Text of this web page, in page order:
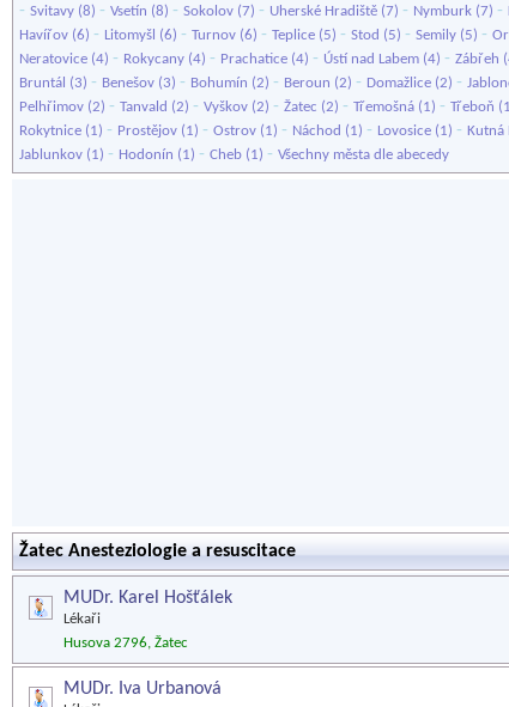
- Svitavy (8) - Vsetín (8) - Sokolov (7) - Uherské Hradiště (7) - Nymburk (7) -
Havířov (6) - Litomyšl (6) - Turnov (6) - Teplice (5) - Stod (5) - Semily (5) -
Neratovice (4) - Rokycany (4) - Prachatice (4) - Ústí nad Labem (4) - Zábřeh
Bruntál (3) - Benešov (3) - Bohumín (2) - Beroun (2) - Domažlice (2) -
Pelhřimov (2) - Tanvald (2) - Vyškov (2) - Žatec (2) - Třemošná (1) - Třeboň
Rokytnice (1) - Prostějov (1) - Ostrov (1) - Náchod (1) - Lovosice (1) - Kutná
Jablunkov (1) - Hodonín (1) - Cheb (1) - Všechny města dle abecedy
Žatec Anesteziologie a resuscitace
MUDr. Karel Hošťálek
Lékaři
Husova 2796, Žatec
MUDr. Iva Urbanová